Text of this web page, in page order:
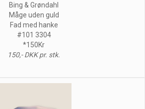
Bing & Grøndahl
Måge uden guld
Fad med hanke
#101 3304
*150Kr
150,- DKK pr. stk.